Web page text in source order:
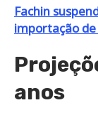
Fachin
importação
anos